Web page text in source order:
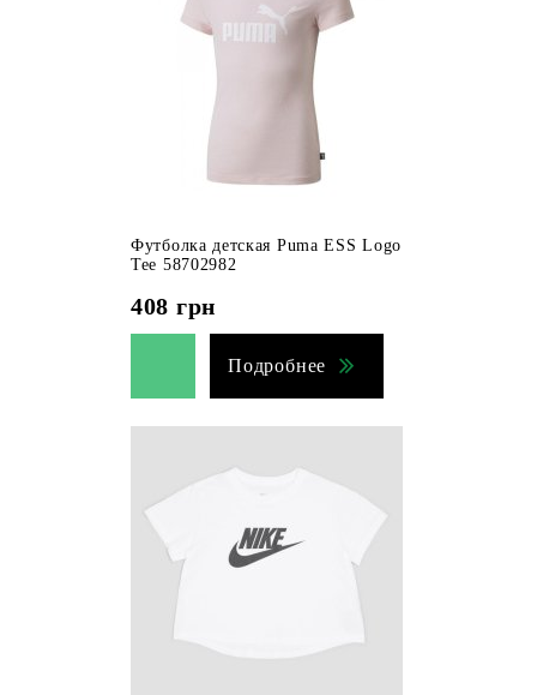
Футболка детская Puma ESS Logo
Tee 58702982
408 грн
Подробнее